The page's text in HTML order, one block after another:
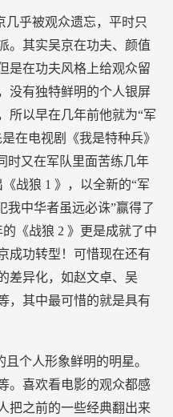
几乎被观众遗忘，平时只
。其实吴京在功夫、颜值
是在功夫风格上给观众留
没有独特鲜明的个人银屏
所以早在几年前他就为“军
在电视剧《我是特种兵》
时又在军队里面苦练几年
战狼 1 》，以全新的“军
我中华者虽远必诛”赢得了
的《战狼 2 》更是成就了中
成功转型！可惜现在还有
差异化，如赵文卓、吴
，其中最可惜的就是具有
个人形象鲜明的明星。
。喜欢看电影的观众都感
把之前的一些经典翻出来